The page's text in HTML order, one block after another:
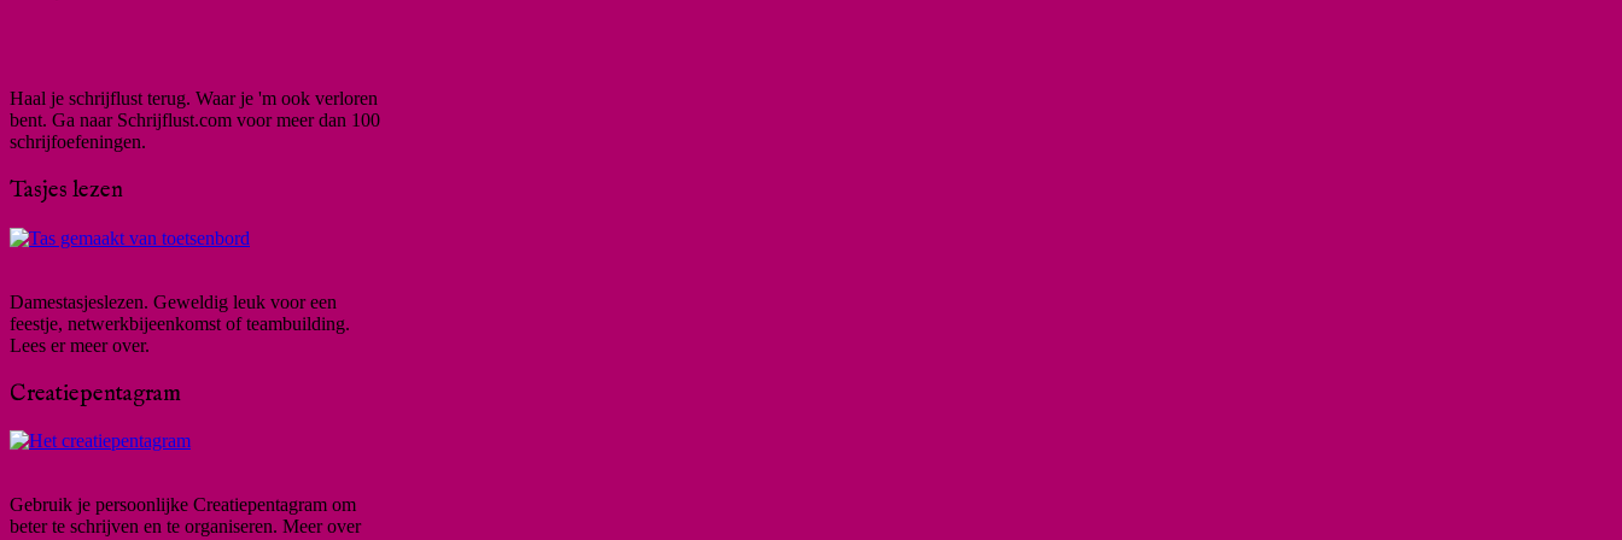
Haal je schrijflust terug. Waar je 'm ook verloren
bent. Ga naar Schrijflust.com voor meer dan 100
schrijfoefeningen.
Tasjes lezen
Damestasjeslezen. Geweldig leuk voor een
feestje, netwerkbijeenkomst of teambuilding.
Lees er meer over.
Creatiepentagram
Gebruik je persoonlijke Creatiepentagram om
beter te schrijven en te organiseren. Meer over